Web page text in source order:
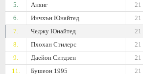
5.
Анянг
21
6.
Инчхън Юнайтед
21
7.
Чеджу Юнайтед
21
8.
Пхохан Стилерс
21
9.
Даейон Ситдзен
21
11.
Бушеон 1995
21